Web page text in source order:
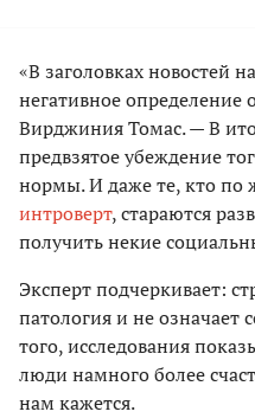
«В заголовках новостей
негативное определение
Вирджиния Томас. — В
предвзятое убеждение
нормы. И даже те, кто по
интроверт, стараются
получить некие
Эксперт подчеркивает:
патология и не
того, исследования
люди намного более
нам кажется.